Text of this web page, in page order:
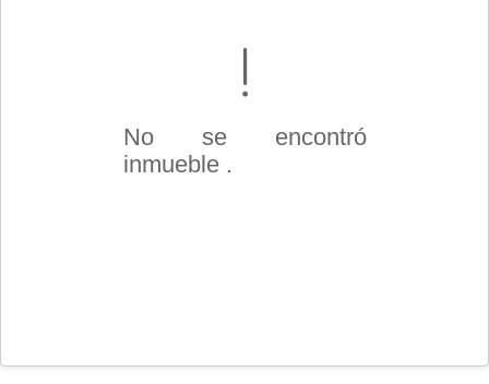
No se encontró
inmueble .